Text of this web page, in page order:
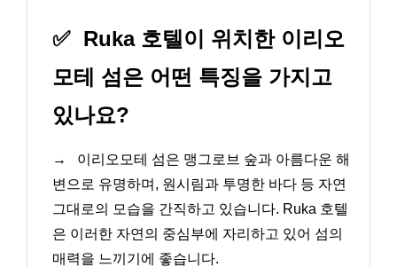
✅ Ruka 호텔이 위치한 이리오
모테 섬은 어떤 특징을 가지고
있나요?
→
이리오모테 섬은 맹그로브 숲과 아름다운 해
변으로 유명하며, 원시림과 투명한 바다 등 자연
그대로의 모습을 간직하고 있습니다. Ruka 호텔
은 이러한 자연의 중심부에 자리하고 있어 섬의
매력을 느끼기에 좋습니다.